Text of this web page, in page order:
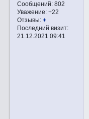
Сообщений:802
Уважение: +22
Отзывы: +
Последний визит:
21.12.2021 09:41